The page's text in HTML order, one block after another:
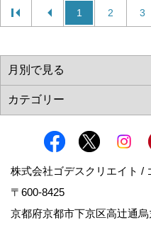
1 2 3
株式会社ゴデスクリエイト /
〒600-8425
京都府京都市下京区高辻通